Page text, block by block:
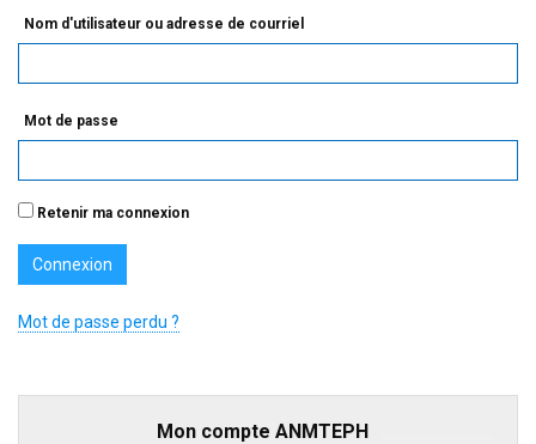
Nom d'utilisateur ou adresse de courriel
Mot de passe
Retenir ma connexion
Mot de passe perdu ?
Mon compte ANMTEPH